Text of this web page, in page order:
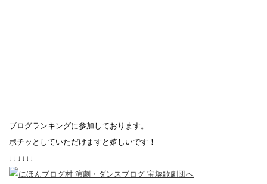
ブログランキングに参加しております。
ポチッとしていただけますと嬉しいです！
↓↓↓↓↓↓